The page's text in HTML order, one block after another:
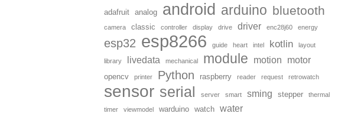
adafruit analog android arduino bluetooth
camera classic controller display drive driver enc28j60 energy
esp32 esp8266 guide heart intel kotlin layout
library livedata mechanical module motion motor
opencv printer Python raspberry reader request retrowatch
sensor serial server smart sming stepper thermal
timer viewmodel warduino watch water